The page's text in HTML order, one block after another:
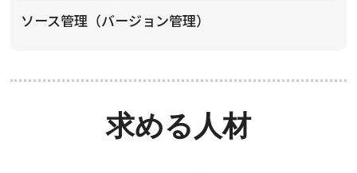
ソース管理（バージョン管理）
求める人材